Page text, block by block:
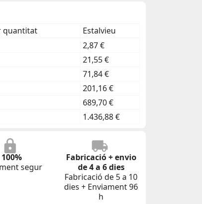
quantitat
Estalvieu
2,87 €
21,55 €
71,84 €
201,16 €
689,70 €
1.436,88 €
100%
segur
Fabricació + envio
de 4 a 6 dies
Fabricació de 5 a 10
dies + Enviament 96
h